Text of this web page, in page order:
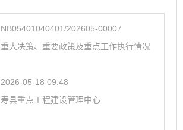
NB05401040401/202605-00007
重大决策、重要政策及重点工作执行情况
2026-05-18 09:48
寿县重点工程建设管理中心